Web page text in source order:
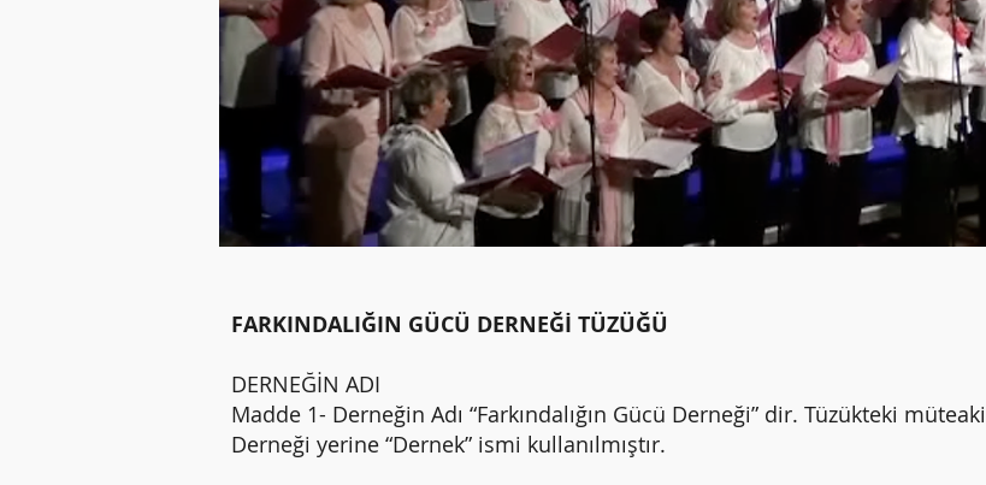
FARKINDALIĞIN GÜCÜ DERNEĞİ TÜZÜĞÜ
DERNEĞİN ADI
Madde 1- Derneğin Adı “Farkındalığın Gücü Derneği” dir. Tüzükteki
Derneği yerine “Dernek” ismi kullanılmıştır.